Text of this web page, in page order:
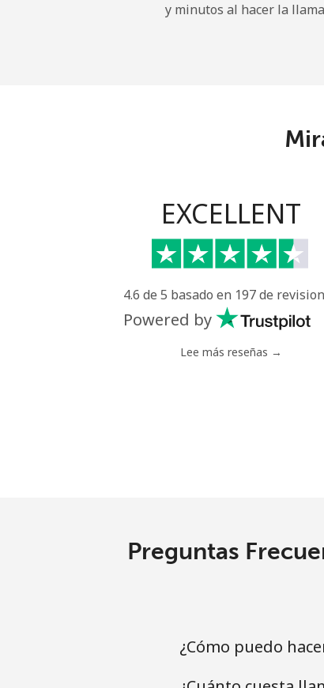
French Guiana
French Polynesia
Celular
y minutos al hacer la
EXCELLENT
4.6 de 5 basado en 197 de
Powered by
Lee más reseñas →
Preguntas
¿Cómo puedo